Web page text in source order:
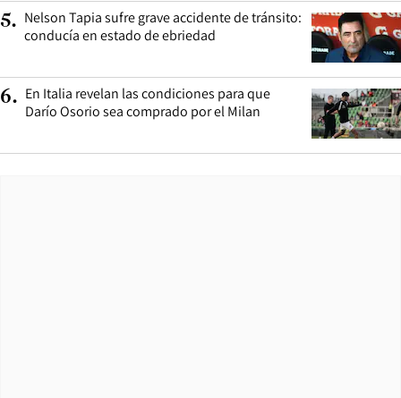
5. Nelson Tapia sufre grave accidente de tránsito:
conducía en estado de ebriedad
6. En Italia revelan las condiciones para que
Darío Osorio sea comprado por el Milan